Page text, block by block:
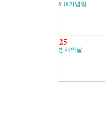
5.18기념일
25
방재의날